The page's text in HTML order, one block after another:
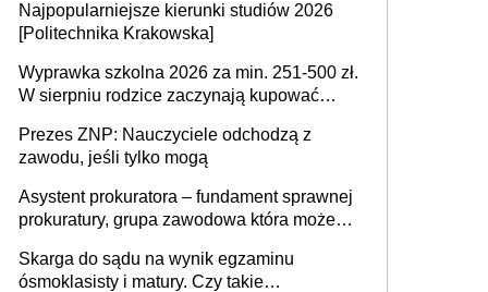
Najpopularniejsze kierunki studiów 2026
[Politechnika Krakowska]
Wyprawka szkolna 2026 za min. 251-500 zł.
W sierpniu rodzice zaczynają kupować
wydatek sięgający ponad 1 tys. zł
Prezes ZNP: Nauczyciele odchodzą z
zawodu, jeśli tylko mogą
Asystent prokuratora – fundament sprawnej
prokuratury, grupa zawodowa która może
Skarga do sądu na wynik egzaminu
ósmoklasisty i matury. Czy takie